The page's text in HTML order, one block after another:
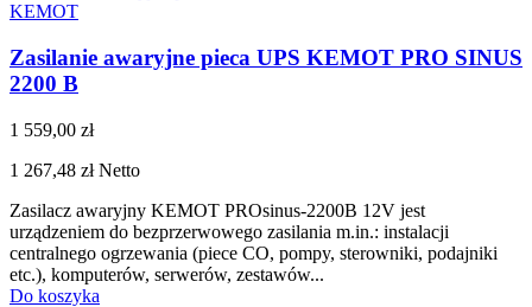
KEMOT
Zasilanie awaryjne pieca UPS KEMOT PRO SINUS
2200 B
1 559,00 zł
1 267,48 złNetto
Zasilacz awaryjny KEMOT PROsinus-2200B 12V jest
urządzeniem do bezprzerwowego zasilania m.in.: instalacji
centralnego ogrzewania (piece CO, pompy, sterowniki, podajniki
etc.), komputerów, serwerów, zestawów...
Do koszyka